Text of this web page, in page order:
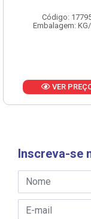
Código:
Embalagem:
VER
Inscreva-se